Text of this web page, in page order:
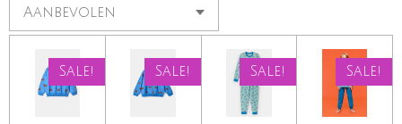
Sale! Sale! Sale! Sale!